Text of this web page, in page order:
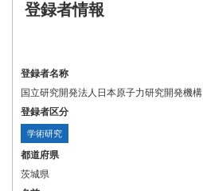
登録者情報
登録者名称
国立研究開発法人日本原子力研究開発機構
登録者区分
学術研究
都道府県
茨城県